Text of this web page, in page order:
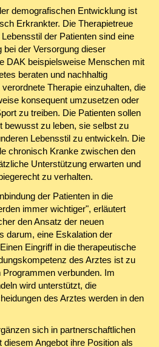
demografischen Entwicklung ist
Erkrankter. Die Therapietreue
der Patienten sind eine
der Versorgung dieser
DAK beispielsweise Menschen mit
beraten und nachhaltig
Therapie einzuhalten, die
konsequent umzusetzen oder
zu treiben. Die Patienten sollen
bewusst zu leben, sie selbst zu
Lebensstil zu entwickeln. Die
chronisch Kranke zwischen den
Unterstützung erwarten und
zu verhalten.
der Patienten in die
immer wichtiger", erläutert
den Ansatz der neuen
darum, eine Eskalation der
Eingriff in die therapeutische
des Arztes ist zu
verbunden. Im
wird unterstützt, die
des Arztes werden in den
sich in partnerschaftlichen
Angebot ihre Position als